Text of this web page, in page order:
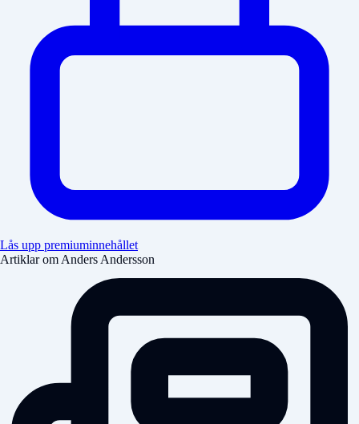
Lås upp premiuminnehållet
Artiklar om Anders Andersson